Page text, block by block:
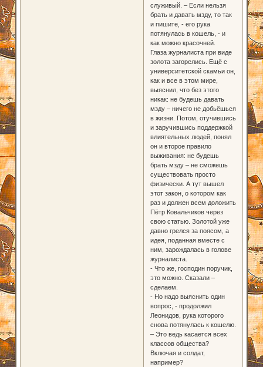
служивый. – Если нельзя
брать и давать мзду, то так
и пишите, - его рука
потянулась в кошель, - и
как можно красочней.
Глаза журналиста при виде
золота загорелись. Ещё с
университетской скамьи он,
как и все в этом мире,
выяснил, что без этого
никак: не будешь давать
мзду – ничего не добьёшься
в жизни. Потом, отучившись
и заручившись поддержкой
влиятельных людей, понял
он и второе правило
выживания: не будешь
брать мзду – не сможешь
существовать просто
физически. А тут вышел
этот закон, о котором как
раз и должен всем доложить
Пётр Ковальчиков через
свою статью. Золотой уже
давно грелся за поясом, а
идея, поданная вместе с
ним, зарождалась в голове
журналиста.
- Что же, господин поручик,
это можно. Сказали –
сделаем.
- Но надо выяснить один
вопрос, - продолжил
Леонидов, рука которого
снова потянулась к кошелю.
– Это ведь касается всех
классов общества?
Включая и солдат,
например?